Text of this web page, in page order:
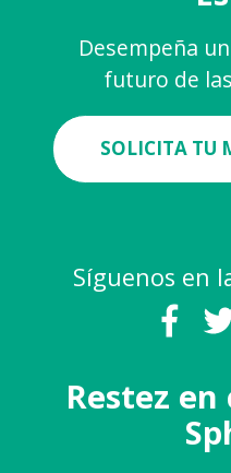
Desempeña
futuro de
SOLICITA TU
Síguenos en
Restez